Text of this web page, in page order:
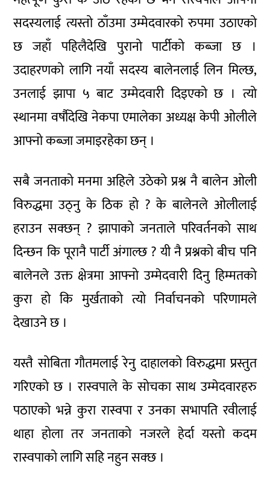
सदस्यलाई त्यस्तो ठाँउमा उम्मेदवारको रुपमा उठाएको
छ जहाँ पहिलैदेखि पुरानो पार्टीको कब्जा छ ।
उदाहरणको लागि नयाँ सदस्य बालेनलाई लिन मिल्छ,
उनलाई झापा ५ बाट उम्मेदवारी दिइएको छ । त्यो
स्थानमा वर्षौदेखि नेकपा एमालेका अध्यक्ष केपी ओलीले
आफ्नो कब्जा जमाइरहेका छन् ।
सबै जनताको मनमा अहिले उठेको प्रश्न नै बालेन ओली
विरुद्धमा उठ्नु के ठिक हो ? के बालेनले ओलीलाई
हराउन सक्छन् ? झापाको जनताले परिवर्तनको साथ
दिन्छन कि पूरानै पार्टी अंगाल्छ ? यी नै प्रश्नको बीच पनि
बालेनले उक्त क्षेत्रमा आफ्नो उम्मेदवारी दिनु हिम्मतको
कुरा हो कि मुर्खताको त्यो निर्वाचनको परिणामले
देखाउने छ ।
यस्तै सोबिता गौतमलाई रेनु दाहालको विरुद्धमा प्रस्तुत
गरिएको छ । रास्वपाले के सोचका साथ उम्मेदवारहरु
पठाएको भन्ने कुरा रास्वपा र उनका सभापति रवीलाई
थाहा होला तर जनताको नजरले हेर्दा यस्तो कदम
रास्वपाको लागि सहि नहुन सक्छ ।